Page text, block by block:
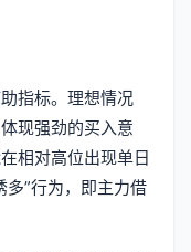
指标。理想情况
现强劲的买入意
相对高位出现单日
”行为，即主力借